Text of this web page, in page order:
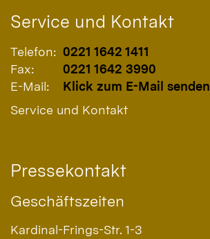
Service und Kontakt
Telefon: 0221 1642 1411
Fax:
0221 1642 3990
E-Mail:
Klick zum E-Mail senden
Service und Kontakt
Pressekontakt
Geschäftszeiten
Kardinal-Frings-Str. 1-3